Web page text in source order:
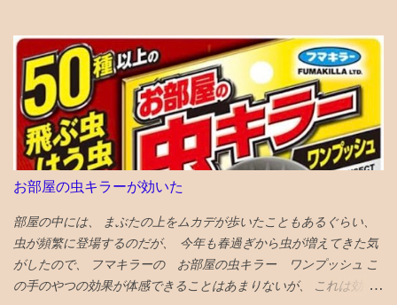
前回の成績優秀者が着実に努力を継続 していることを示していま
す。 短期間での下克上など無い のです。 〇レギュラーに入れる順
位や点数は？ 中2からは 平均点が120点 ぐらいになることが多い。
平均点 プラス60点 がレギュラー入り の目安。（詳細省きますが過
去資料からの計算による） すると 180点近くで80位（レギュラー
入り目安順位）になる でしょう。 もちろん標準偏差にもよります
が。 ちなみに、（30傑入り） 成績優秀者への掲載は190点以上 必
要です。 ↓1日1回クリックで応援お願いします！ ブログ村 筆者
者！東大に入りやすい方は⁈ 開成校長「もう一度試験すれば半分入
れ替わる」はホントか⁈【「常勝組」鉄緑戦士で検証】 「...
ったら抜歯処置 という選択肢があるとのこと
ことにした とりあえず、税金も手数料も払わずにすむのが、心理
的に銘柄入れ替えにやさしい し、上昇の見込みも薄いので。 が、
６％ぐらいの高配当株なので、全売却の勇気もない。NISAだし。
VTIとラッセル1000は6月1９日 オルカンは6月2６日 ナスダック
100は7月6日 に強制買いが起きると思われる 今３％の浮動株が
６％になるロックアップ解除の90日以内には、半分は売り 浮動株
２０％になるロックアップ解除の180日以内には、全部売ることと
する 次の日思い直す。やっぱりナスダック１００の強制買いの日
に全売却しよう。 引けの３０分の前に１割。３０分の前半後半で
各４割。ひけなりで１割。 がいいと、AIがアドバイスしてくる。
その後、高値掴みした株価は低迷、 指数買い第一波VTIの6月19日
に気持ち持ち直し気味とも言えなくないが、 さらに下落してい
お部屋の虫キラーが効いた
部屋の中には、 まぶたの上をムカデが歩いたこともあるぐらい、
虫が頻繁に登場するのだが、 今年も春過ぎから虫が増えてきた気
がしたので、 フマキラーの お部屋の虫キラー ワンプッシュ こ
の手のやつの効果が体感できることはあまりないが、 これは効い